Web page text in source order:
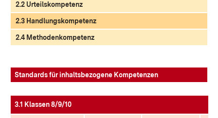
2.2 Urteilskompetenz
2.3 Handlungskompetenz
2.4 Methodenkompetenz
Standards für inhaltsbezogene Kompetenzen
3.1 Klassen 8/9/10